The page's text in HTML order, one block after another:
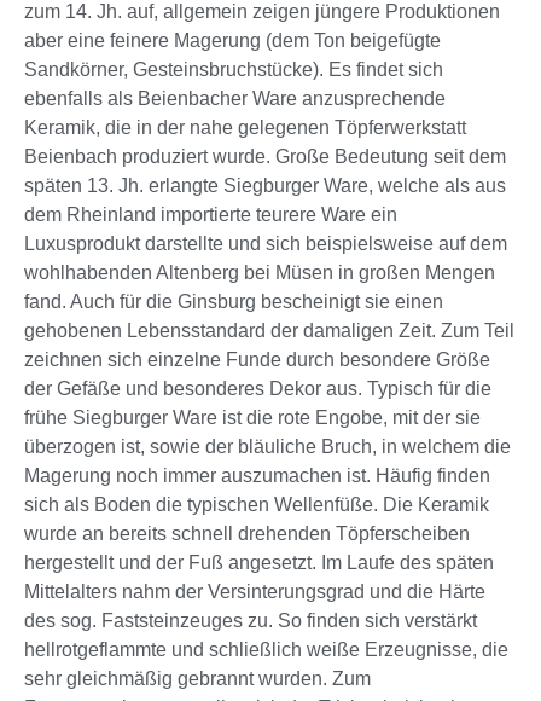
zum 14. Jh. auf, allgemein zeigen jüngere Produktionen
aber eine feinere Magerung (dem Ton beigefügte
Sandkörner, Gesteinsbruchstücke). Es findet sich
ebenfalls als Beienbacher Ware anzusprechende
Keramik, die in der nahe gelegenen Töpferwerkstatt
Beienbach produziert wurde. Große Bedeutung seit dem
späten 13. Jh. erlangte Siegburger Ware, welche als aus
dem Rheinland importierte teurere Ware ein
Luxusprodukt darstellte und sich beispielsweise auf dem
wohlhabenden Altenberg bei Müsen in großen Mengen
fand. Auch für die Ginsburg bescheinigt sie einen
gehobenen Lebensstandard der damaligen Zeit. Zum Teil
zeichnen sich einzelne Funde durch besondere Größe
der Gefäße und besonderes Dekor aus. Typisch für die
frühe Siegburger Ware ist die rote Engobe, mit der sie
überzogen ist, sowie der bläuliche Bruch, in welchem die
Magerung noch immer auszumachen ist. Häufig finden
sich als Boden die typischen Wellenfüße. Die Keramik
wurde an bereits schnell drehenden Töpferscheiben
hergestellt und der Fuß angesetzt. Im Laufe des späten
Mittelalters nahm der Versinterungsgrad und die Härte
des sog. Faststeinzeuges zu. So finden sich verstärkt
hellrotgeflammte und schließlich weiße Erzeugnisse, die
sehr gleichmäßig gebrannt wurden. Zum